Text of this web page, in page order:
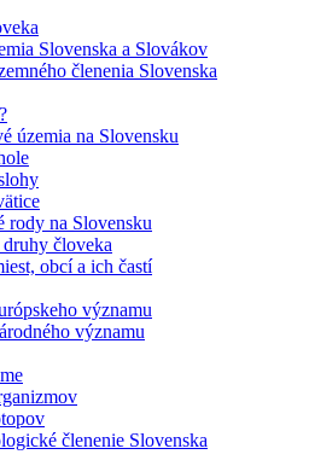
Slovenska a Slovákov
členenia Slovenska
územia na Slovensku
rody na Slovensku
človeka
obcí a ich častí
významu
významu
členenie Slovenska